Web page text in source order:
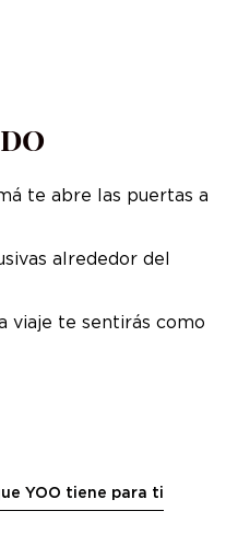
te abre las puertas a
alrededor del
viaje te sentirás como
YOO tiene para ti